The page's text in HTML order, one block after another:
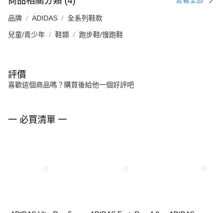
品牌 ADIDAS 全系列鞋款
兒童/青少年 鞋類 跑步鞋/慢跑鞋
評價
喜歡這個商品嗎？購買後給他一個好評吧
一 必買清單 一